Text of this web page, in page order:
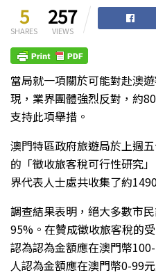
5
SHARES
257
VIEWS
當局就一項關於可能對赴澳
現，業界團體強烈反對，約
支持此項舉措。
澳門特區政府旅遊局於上週
的「徵收旅客稅可行性研究
界代表人士處共收集了約
調查結果表明，絕大多數市
95%。在贊成徵收旅客稅的
認為認為金額應在澳門幣
人認為金額應在澳門幣0-99